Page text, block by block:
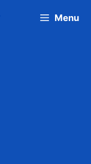
Menu